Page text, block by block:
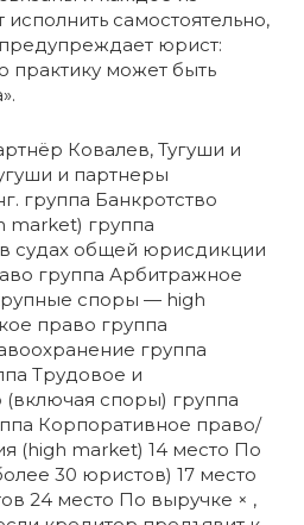
самостоятельно,
юрист:
практику может быть
Ковалев, Тугуши и
и партнеры
группа Банкротство
market) группа
судах общей юрисдикции
группа Арбитражное
споры — high
право группа
группа
Трудовое и
споры) группа
Корпоративное право/
(high market) 14 место По
30 юристов) 17 место
24 место По выручке × ,